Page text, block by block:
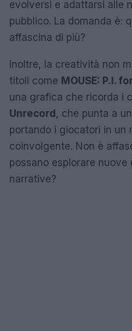
evolversi e adattarsi alle
pubblico. La domanda è:
affascina di più?
Inoltre, la creatività non
titoli come MOUSE: P.I.
una grafica che ricorda i
Unrecord , che punta a
portando i giocatori in un
coinvolgente. Non è
possano esplorare
narrative?